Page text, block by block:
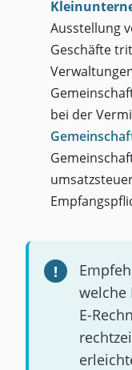
Ausstellung
Geschäfte
bei der
welche
E-